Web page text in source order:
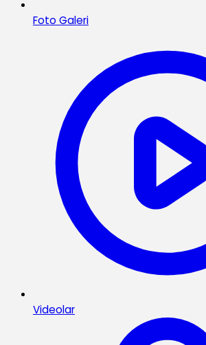
Foto Galeri
Videolar